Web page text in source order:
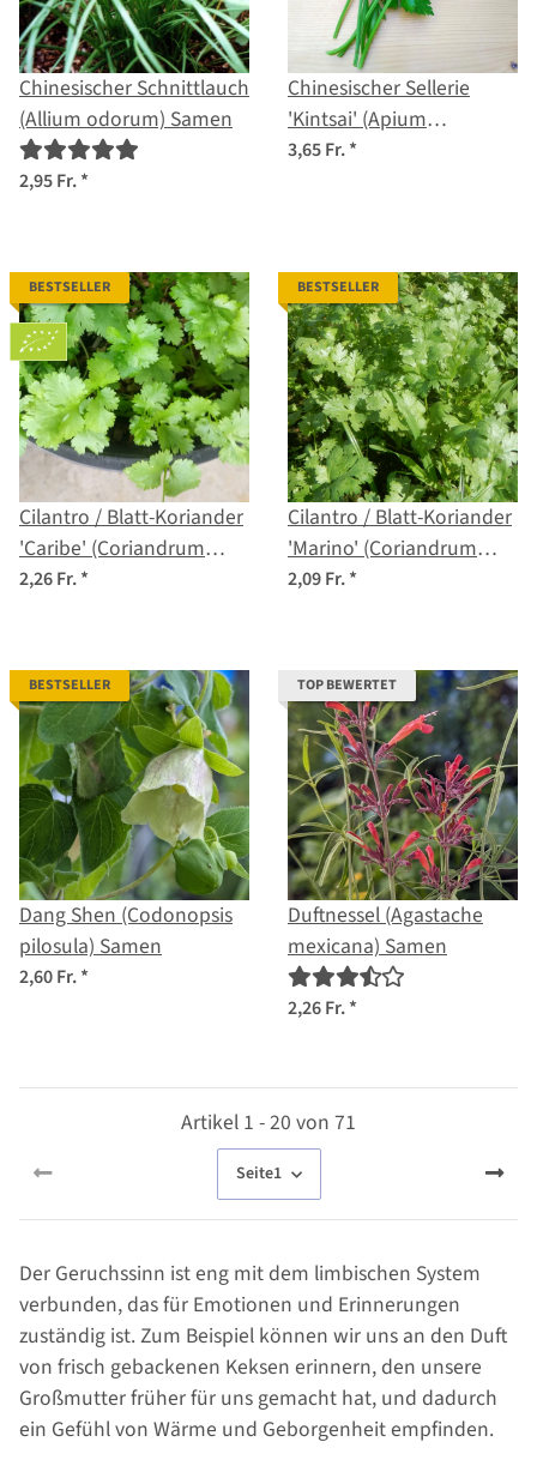
Chinesischer Schnittlauch
(Allium odorum) Samen
2,95 Fr.*
Chinesischer Sellerie
'Kintsai' (Apium
graveolens) Samen
3,65 Fr.*
BESTSELLER
Cilantro / Blatt-Koriander
'Caribe' (Coriandrum
sativum) Bio Saatgut
2,26 Fr.*
BESTSELLER
Cilantro / Blatt-Koriander
'Marino' (Coriandrum
sativum) Samen
2,09 Fr.*
BESTSELLER
Dang Shen (Codonopsis
pilosula) Samen
2,60 Fr.*
TOP BEWERTET
Duftnessel (Agastache
mexicana) Samen
2,26 Fr.*
Artikel 1 - 20 von 71
Seite1
Der Geruchssinn ist eng mit dem limbischen System
verbunden, das für Emotionen und Erinnerungen
zuständig ist. Zum Beispiel können wir uns an den Duft
von frisch gebackenen Keksen erinnern, den unsere
Großmutter früher für uns gemacht hat, und dadurch
ein Gefühl von Wärme und Geborgenheit empfinden.